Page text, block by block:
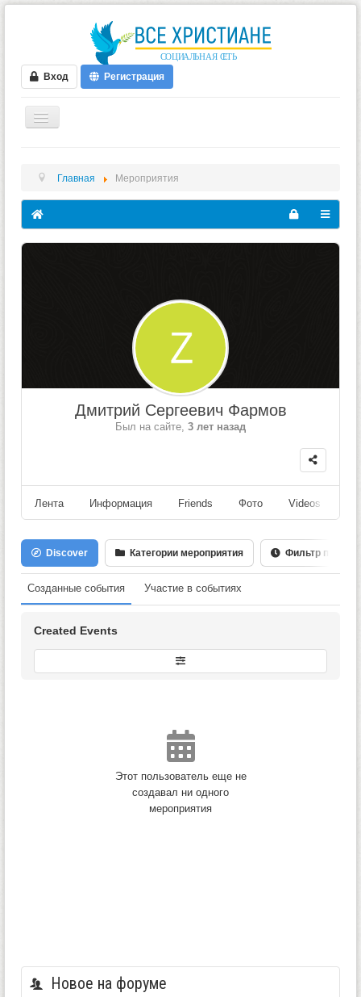
Вход Регистрация
ФОРУМ
ВИДЕО
БЛОГИ
Главная Мероприятия
Дмитрий Сергеевич Фармов
Был на сайте, 3 лет назад
Лента Информация Friends Фото Videos
Discover Категории мероприятия Фильтр по Дате
Созданные события Участие в событиях
Created Events
Этот пользователь еще не
создавал ни одного
мероприятия
Новое на форуме